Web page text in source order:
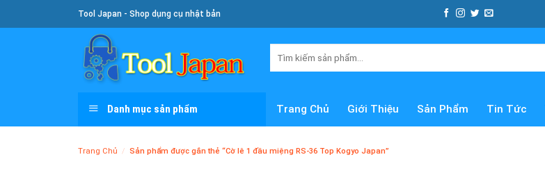
To
Tool Japan - Shop dụng cụ nhật bản
Danh mục sản phẩm Trang Chủ Giới Thiệu Sản Phẩm Tin Tức
Trang Chủ / Sản phẩm được gắn thẻ “Cờ lê 1 đầu miệng RS-36 Top Kogyo Japan”